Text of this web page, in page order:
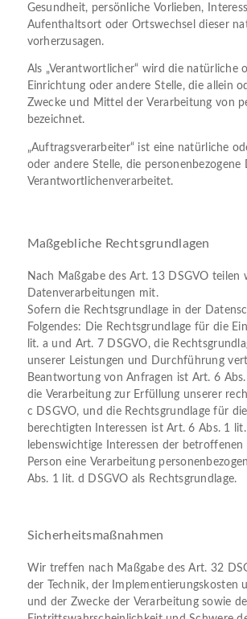
Gesundheit, persönliche Vorlieben,
Aufenthaltsort oder Ortswechsel dieser
vorherzusagen.
Als „Verantwortlicher“ wird die natürliche
Einrichtung oder andere Stelle, die allein
Zwecke und Mittel der Verarbeitung von
bezeichnet.
„Auftragsverarbeiter“ ist eine natürliche
oder andere Stelle, die
Verantwortlichenverarbeitet.
Maßgebliche Rechtsgrundlagen
Nach Maßgabe des Art. 13 DSGVO
Datenverarbeitungen mit.
Sofern die Rechtsgrundlage in der
Folgendes: Die Rechtsgrundlage für die
lit. a und Art. 7 DSGVO, die
unserer Leistungen und Durchführung
Beantwortung von Anfragen ist Art. 6
die Verarbeitung zur Erfüllung unserer
c DSGVO, und die Rechtsgrundlage für
berechtigten Interessen ist Art. 6 Abs. 1
lebenswichtige Interessen der
Person eine Verarbeitung
Abs. 1 lit. d DSGVO als Rechtsgrundlage.
Sicherheitsmaßnahmen
Wir treffen nach Maßgabe des Art. 32
der Technik, der Implementierungskosten
und der Zwecke der Verarbeitung sowie